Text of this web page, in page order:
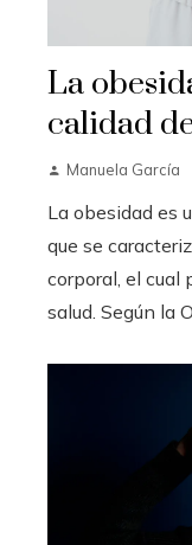
La
calidad
Manuela García
La obesidad es
que se
corporal, el cual
salud. Según la